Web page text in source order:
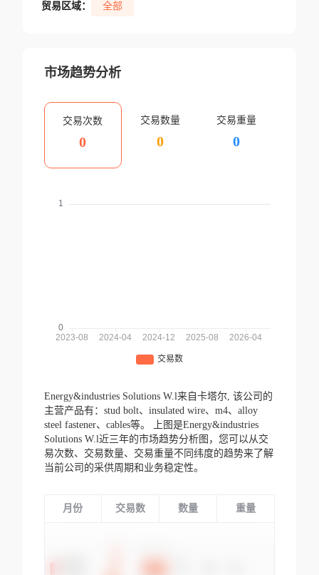
贸易区域： 全部
市场趋势分析
交易次数
0
交易数量
0
交易重量
0
Energy&industries Solutions W.l来自卡塔尔, 该公司的
主营产品有：stud bolt、insulated wire、m4、alloy
steel fastener、cables等。
上图是Energy&industries
Solutions W.l近三年的市场趋势分析图，您可以从交
易次数、交易数量、交易重量不同纬度的趋势来了解
当前公司的采供周期和业务稳定性。
月份 交易数 数量 重量